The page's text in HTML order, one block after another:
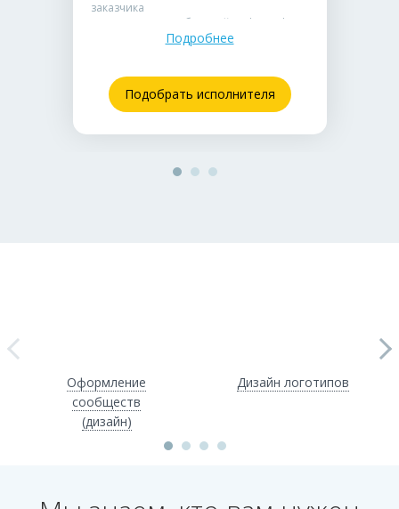
заказчика
• Использование базовой инфографики и
качественных бесплатных стоковых
массовых рассылок с понятным и простым
продуктом
Подробнее
Подобрать исполнителя
Оформление
сообществ
(дизайн)
Дизайн логотипов